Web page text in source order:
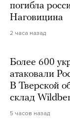
погибла
Наговицина
2 часа назад
Более 600
атаковали
В Тверской
склад
5 часов назад